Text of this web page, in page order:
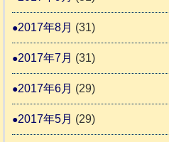
2017年8月 (31)
2017年7月 (31)
2017年6月 (29)
2017年5月 (29)